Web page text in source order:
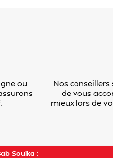
ou
Nos
de vous
mieux lors de
Souika :